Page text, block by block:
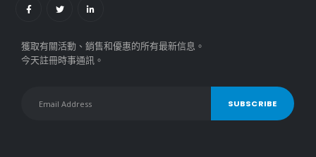
獲取有關活動、銷售和優惠的所有最新信息。
今天註冊時事通訊。